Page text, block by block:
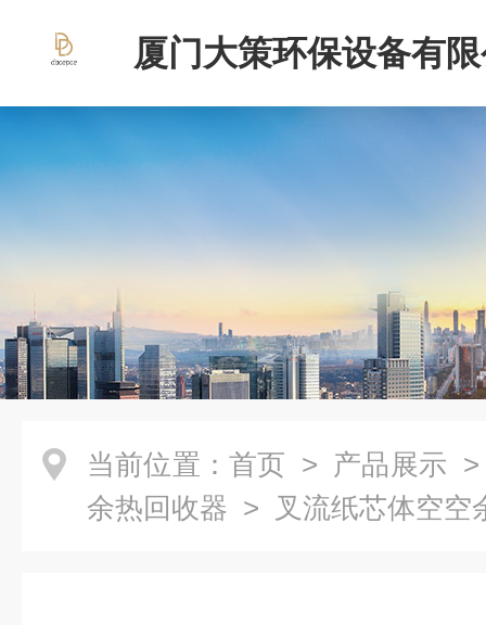
厦门大策环保设备有
当前位置： 首页 > 产品展示
余热回收器 > 叉流纸芯体空空